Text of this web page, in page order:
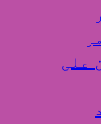
علی